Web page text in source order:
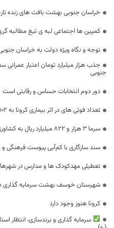
خراسان جنوبی بهشت بافت های زنده
کمپین ها اجتماعی لبه ی تیغ مطالبه
توجه و نگاه ویژه دولت به خراسان
جذب هزار میلیارد تومان اعتبار
جنوبی
دور دوم انتخابات حساس و رقابتی است
تعداد فوتی های در اثر بیماری کرونا به 902 مورد در خراسان جنوبی رسید
سرما ۳ هزار و ۸۲۲ میلیارد ریال به کشاورزی خراسان جنوبی خسارت زد
سند سازگاری با کم‌آبی پیوست فرهنگی و
تعطیلی مهدکودک ها و مدارس در
شهرستان خوسف بهشت سرمایه گذاری
کرونا هنوز وجود دارد
سرمایه گذاری و برندسازی، انتظار